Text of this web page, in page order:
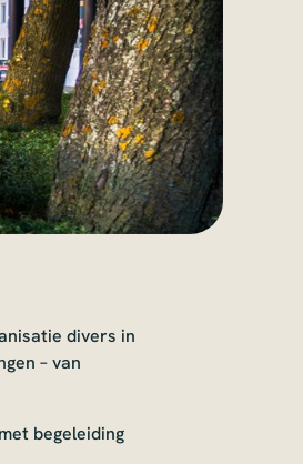
divers in
– van
begeleiding